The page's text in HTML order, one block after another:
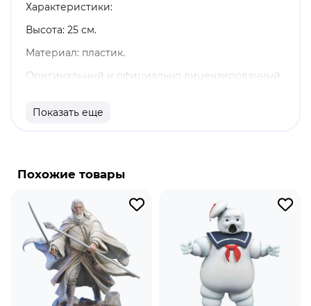
Характеристики:
Высота: 25 см.
Материал: пластик.
Оригинальный и официально лицензированный
Бренд: Diamond Select.
продюсер, популяризатор и реформатор в
боевых искусств, постановщик боевых сцен,
основоположник стиля Джит Кун-До.
Показать еще
Похожие товары